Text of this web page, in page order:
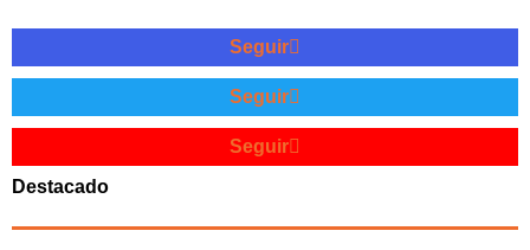
Seguir
Seguir
Seguir
Destacado